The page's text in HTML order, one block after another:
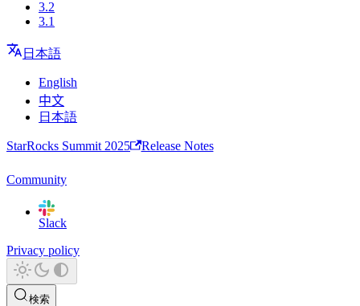
3.2
3.1
日本語
English
中文
日本語
StarRocks Summit 2025 Release Notes
Community
Slack
Privacy policy
検索